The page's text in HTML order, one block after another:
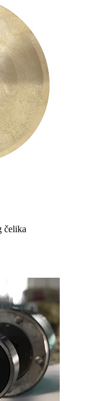
čelika